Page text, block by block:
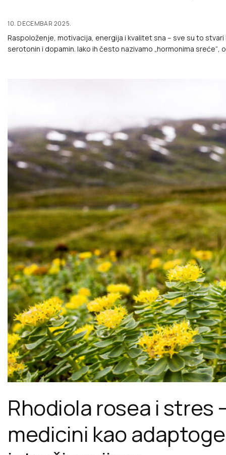
10. DECEMBAR 2025.
Raspoloženje, motivacija, energija i kvalitet sna – sve su to
serotonin i dopamin. Iako ih često nazivamo „hormonima sreće“,
Rhodiola rosea i
medicini kao